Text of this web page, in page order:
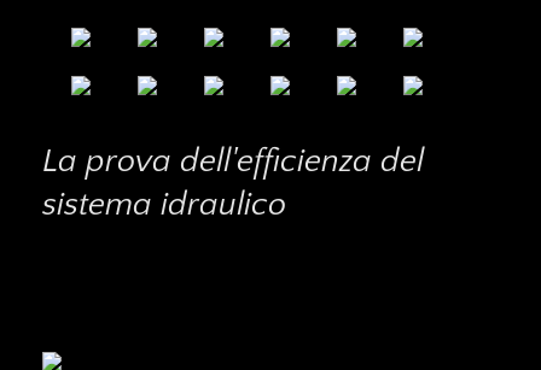
La prova dell'efficienza del
sistema idraulico